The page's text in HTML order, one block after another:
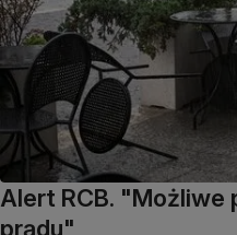
Alert RCB.
prądu"